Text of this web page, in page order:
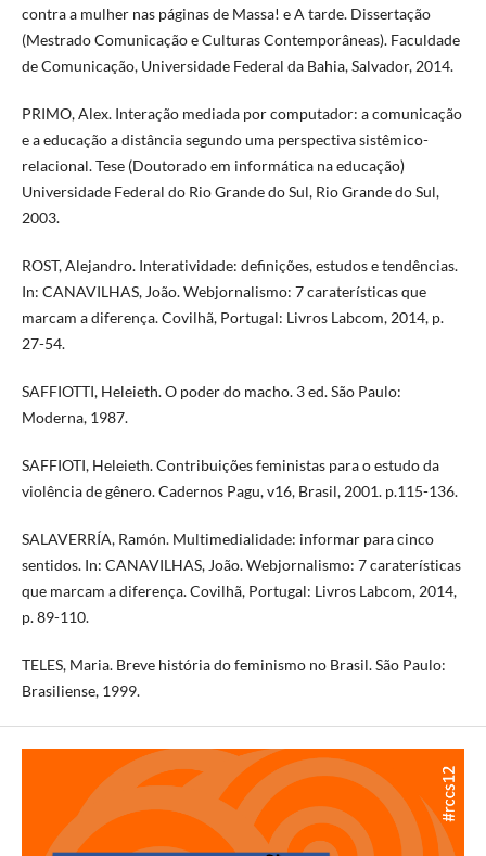
contra a mulher nas páginas de Massa! e A tarde. Dissertação
(Mestrado Comunicação e Culturas Contemporâneas). Faculdade
de Comunicação, Universidade Federal da Bahia, Salvador, 2014.
PRIMO, Alex. Interação mediada por computador: a comunicação
e a educação a distância segundo uma perspectiva sistêmico-
relacional. Tese (Doutorado em informática na educação)
Universidade Federal do Rio Grande do Sul, Rio Grande do Sul,
2003.
ROST, Alejandro. Interatividade: definições, estudos e tendências.
In: CANAVILHAS, João. Webjornalismo: 7 caraterísticas que
marcam a diferença. Covilhã, Portugal: Livros Labcom, 2014, p.
27-54.
SAFFIOTTI, Heleieth. O poder do macho. 3 ed. São Paulo:
Moderna, 1987.
SAFFIOTI, Heleieth. Contribuições feministas para o estudo da
violência de gênero. Cadernos Pagu, v16, Brasil, 2001. p.115-136.
SALAVERRÍA, Ramón. Multimedialidade: informar para cinco
sentidos. In: CANAVILHAS, João. Webjornalismo: 7 caraterísticas
que marcam a diferença. Covilhã, Portugal: Livros Labcom, 2014,
p. 89-110.
TELES, Maria. Breve história do feminismo no Brasil. São Paulo:
Brasiliense, 1999.